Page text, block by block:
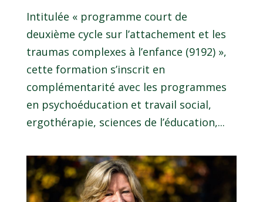
Intitulée « programme court de
deuxième cycle sur l’attachement et les
traumas complexes à l’enfance (9192) »,
cette formation s’inscrit en
complémentarité avec les programmes
en psychoéducation et travail social,
ergothérapie, sciences de l’éducation,...